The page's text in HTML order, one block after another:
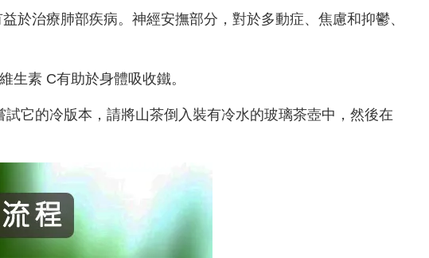
於治療肺部疾病。神經安撫部分，對於多動症、焦慮和抑鬱、
生素 C有助於身體吸收鐵。
它的冷版本，請將山茶倒入裝有冷水的玻璃茶壺中，然後在